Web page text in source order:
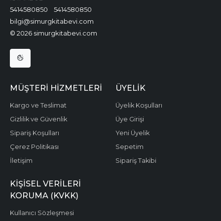
5414580850
5414580850
bilgi@simurgkitabevi.com
© 2026 simurgkitabevi.com
MÜŞTERI HIZMETLERI
Kargo ve Teslimat
Gizlilik ve Güvenlik
Sipariş Koşulları
Çerez Politikası
İletişim
ÜYELIK
Üyelik Koşulları
Üye Girişi
Yeni Üyelik
Sepetim
Sipariş Takibi
KIŞISEL VERILERI
KORUMA (KVKK)
Kullanıcı Sözleşmesi